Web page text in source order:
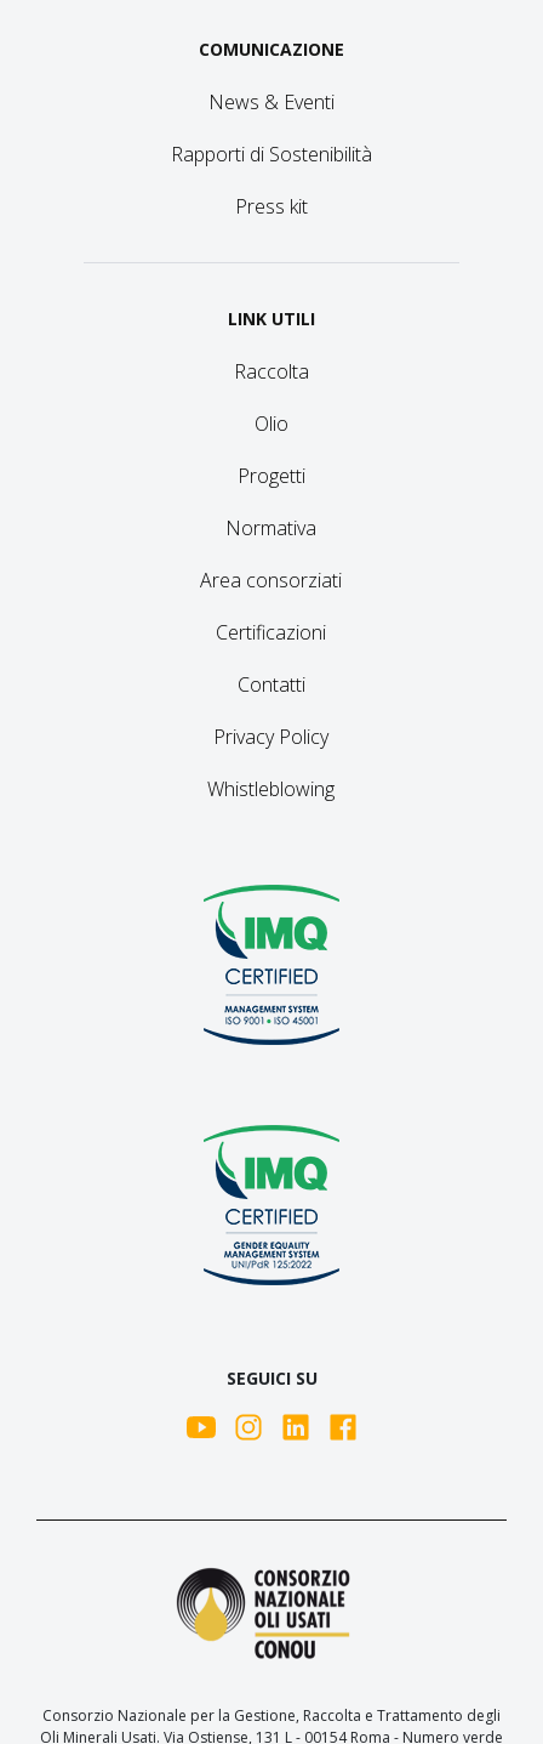
COMUNICAZIONE
News & Eventi
Rapporti di Sostenibilità
Press kit
LINK UTILI
Raccolta
Olio
Progetti
Normativa
Area consorziati
Certificazioni
Contatti
Privacy Policy
Whistleblowing
SEGUICI SU
Consorzio Nazionale per la Gestione, Raccolta e Trattamento degli
Oli Minerali Usati. Via Ostiense, 131 L - 00154 Roma - Numero verde